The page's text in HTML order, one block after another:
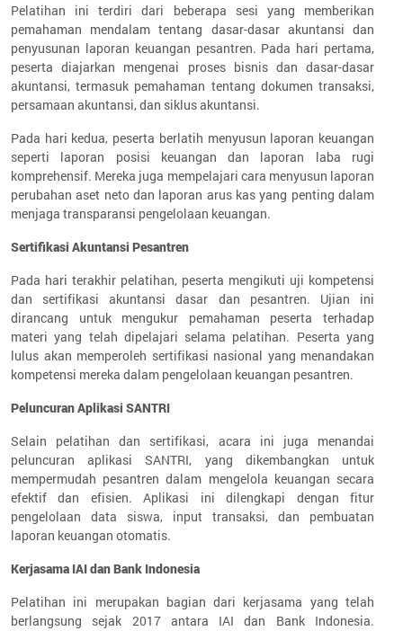
Pelatihan ini terdiri dari beberapa sesi yang memberikan
pemahaman mendalam tentang dasar-dasar akuntansi dan
penyusunan laporan keuangan pesantren. Pada hari pertama,
peserta diajarkan mengenai proses bisnis dan dasar-dasar
akuntansi, termasuk pemahaman tentang dokumen transaksi,
persamaan akuntansi, dan siklus akuntansi.
Pada hari kedua, peserta berlatih menyusun laporan keuangan
seperti laporan posisi keuangan dan laporan laba rugi
komprehensif. Mereka juga mempelajari cara menyusun laporan
perubahan aset neto dan laporan arus kas yang penting dalam
menjaga transparansi pengelolaan keuangan.
Sertifikasi Akuntansi Pesantren
Pada hari terakhir pelatihan, peserta mengikuti uji kompetensi
dan sertifikasi akuntansi dasar dan pesantren. Ujian ini
dirancang untuk mengukur pemahaman peserta terhadap
materi yang telah dipelajari selama pelatihan. Peserta yang
lulus akan memperoleh sertifikasi nasional yang menandakan
kompetensi mereka dalam pengelolaan keuangan pesantren.
Peluncuran Aplikasi SANTRI
Selain pelatihan dan sertifikasi, acara ini juga menandai
peluncuran aplikasi SANTRI, yang dikembangkan untuk
mempermudah pesantren dalam mengelola keuangan secara
efektif dan efisien. Aplikasi ini dilengkapi dengan fitur
pengelolaan data siswa, input transaksi, dan pembuatan
laporan keuangan otomatis.
Kerjasama IAI dan Bank Indonesia
Pelatihan ini merupakan bagian dari kerjasama yang telah
berlangsung sejak 2017 antara IAI dan Bank Indonesia.